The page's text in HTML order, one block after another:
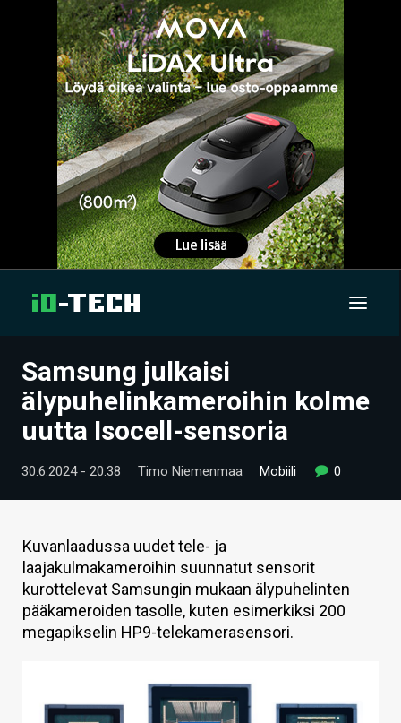
UUTISET
ARTIKKELIT
VIDEOT
TECHBBS
TIETOA
HINTA.FI
KAUPPA
Samsung julkaisi
älypuhelinkameroihin kolme
uutta Isocell-sensoria
30.6.2024 - 20:38 Timo Niemenmaa Mobiili 0
Kuvanlaadussa uudet tele- ja
laajakulmakameroihin suunnatut sensorit
kurottelevat Samsungin mukaan älypuhelinten
pääkameroiden tasolle, kuten esimerkiksi 200
megapikselin HP9-telekamerasensori.